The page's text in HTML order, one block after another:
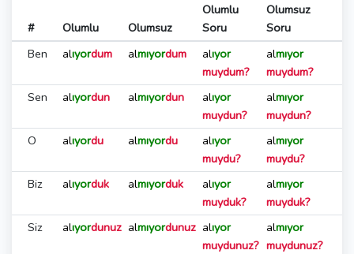
# Olumlu Olumsuz
Olumlu
Soru
Olumsuz
Soru
Ben
alıyordum almıyordum alıyor
muydum?
almıyor
muydum?
Sen
alıyordun almıyordun alıyor
muydun?
almıyor
muydun?
O
alıyordu almıyordu alıyor
muydu?
almıyor
muydu?
Biz
alıyorduk almıyorduk alıyor
muyduk?
almıyor
muyduk?
Siz
alıyordunuz almıyordunuz alıyor
muydunuz?
almıyor
muydunuz?